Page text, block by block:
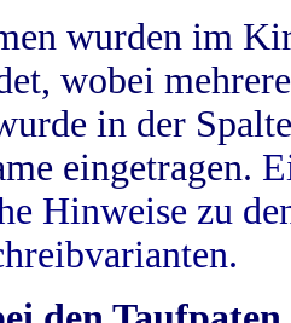
wurden im
wobei
in der
eingetragen.
Hinweise zu